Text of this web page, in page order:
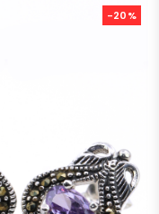
-20%